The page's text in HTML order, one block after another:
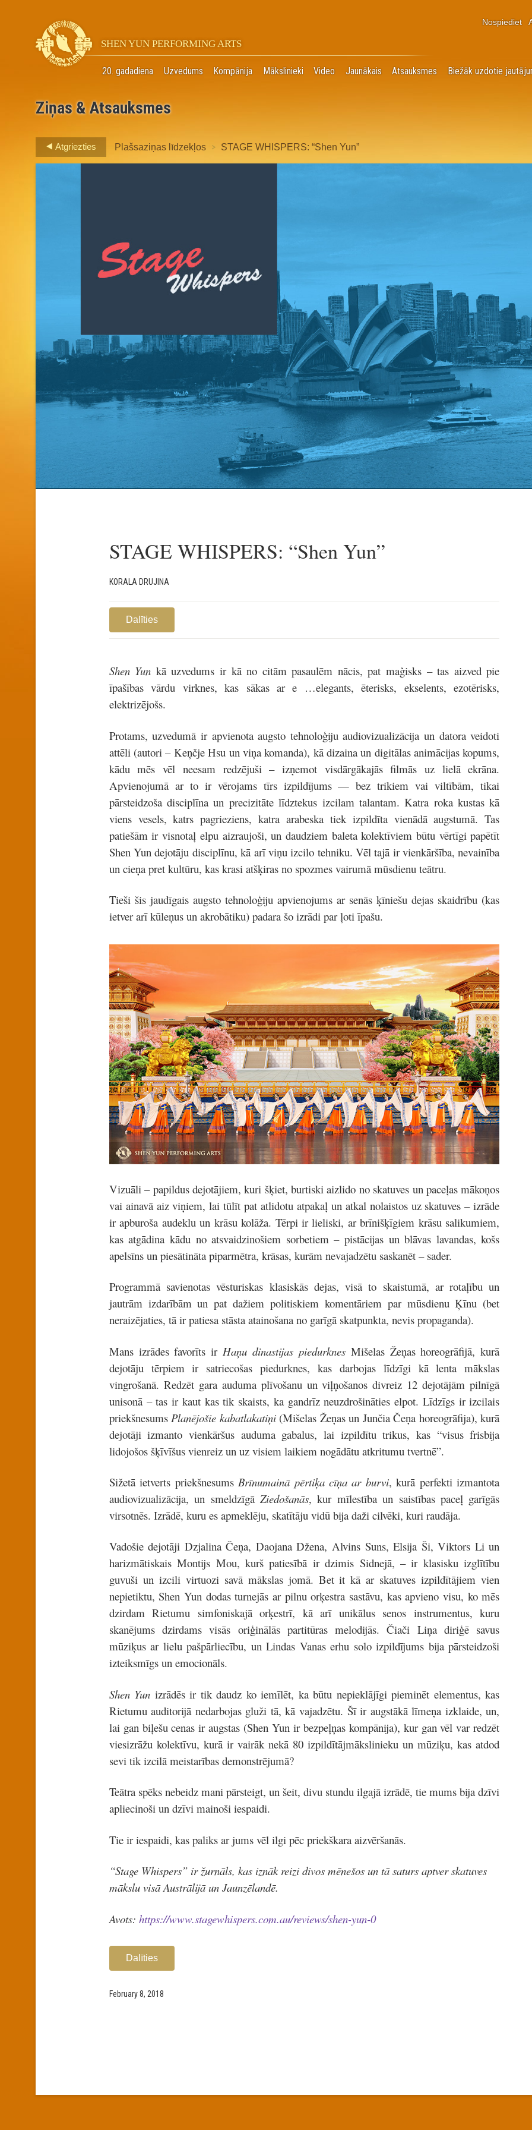
SHEN YUN PERFORMING ARTS
20. gadadiena Uzvedums Kompānija Mākslinieki Video Jaunākais Atsauksmes Biežāk uzdotie
Nospiediet
Ziņas & Atsauksmes
Atgriezties Plašsaziņas līdzekļos > STAGE WHISPERS: “Shen Yun”
STAGE WHISPERS: “Shen Yun”
KORALA DRUJINA
Dalīties
Shen Yun kā uzvedums ir kā no citām pasaulēm nācis, pat maģisks – tas aizved pie
īpašības vārdu virknes, kas sākas ar e …elegants, ēterisks, ekselents, ezotērisks,
elektrizējošs.
Protams, uzvedumā ir apvienota augsto tehnoloģiju audiovizualizācija un datora veidoti
attēli (autori – Keņčje Hsu un viņa komanda), kā dizaina un digitālas animācijas kopums,
kādu mēs vēl neesam redzējuši – izņemot visdārgākajās filmās uz lielā ekrāna.
Apvienojumā ar to ir vērojams tīrs izpildījums — bez trikiem vai viltībām, tikai
pārsteidzoša disciplīna un precizitāte līdztekus izcilam talantam. Katra roka kustas kā
viens vesels, katrs pagrieziens, katra arabeska tiek izpildīta vienādā augstumā. Tas
patiešām ir visnotaļ elpu aizraujoši, un daudziem baleta kolektīviem būtu vērtīgi papētīt
Shen Yun dejotāju disciplīnu, kā arī viņu izcilo tehniku. Vēl tajā ir vienkāršība, nevainība
un cieņa pret kultūru, kas krasi atšķiras no spozmes vairumā mūsdienu teātru.
Tieši šis jaudīgais augsto tehnoloģiju apvienojums ar senās ķīniešu dejas skaidrību (kas
ietver arī kūleņus un akrobātiku) padara šo izrādi par ļoti īpašu.
Vizuāli – papildus dejotājiem, kuri šķiet, burtiski aizlido no skatuves un paceļas mākoņos
vai ainavā aiz viņiem, lai tūlīt pat atlidotu atpakaļ un atkal nolaistos uz skatuves – izrāde
ir apburoša audeklu un krāsu kolāža. Tērpi ir lieliski, ar brīnišķīgiem krāsu salikumiem,
kas atgādina kādu no atsvaidzinošiem sorbetiem – pistācijas un blāvas lavandas, košs
apelsīns un piesātināta piparmētra, krāsas, kurām nevajadzētu saskanēt – sader.
Programmā savienotas vēsturiskas klasiskās dejas, visā to skaistumā, ar rotaļību un
jautrām izdarībām un pat dažiem politiskiem komentāriem par mūsdienu Ķīnu (bet
neraizējaties, tā ir patiesa stāsta atainošana no garīgā skatpunkta, nevis propaganda).
Mans izrādes favorīts ir Haņu dinastijas piedurknesMišelas Žeņas horeogrāfijā, kurā
dejotāju tērpiem ir satriecošas piedurknes, kas darbojas līdzīgi kā lenta mākslas
vingrošanā. Redzēt gara auduma plīvošanu un viļņošanos divreiz 12 dejotājām pilnīgā
unisonā – tas ir kaut kas tik skaists, ka gandrīz neuzdrošināties elpot. Līdzīgs ir izcilais
priekšnesums Planējošie kabatlakatiņi(Mišelas Žeņas un Junčia Čeņa horeogrāfija), kurā
dejotāji izmanto vienkāršus auduma gabalus, lai izpildītu trikus, kas “visus frisbija
lidojošos šķīvīšus vienreiz un uz visiem laikiem nogādātu atkritumu tvertnē”.
Sižetā ietverts priekšnesums Brīnumainā pērtiķa cīņa ar burvi, kurā perfekti izmantota
audiovizualizācija, un smeldzīgā Ziedošanās, kur mīlestība un saistības paceļ garīgās
virsotnēs. Izrādē, kuru es apmeklēju, skatītāju vidū bija daži cilvēki, kuri raudāja.
Vadošie dejotāji Dzjalina Čeņa, Daojana Džena, Alvins Suns, Elsija Ši, Viktors Li un
harizmātiskais Montijs Mou, kurš patiesībā ir dzimis Sidnejā, – ir klasisku izglītību
guvuši un izcili virtuozi savā mākslas jomā. Bet it kā ar skatuves izpildītājiem vien
nepietiktu, Shen Yun dodas turnejās ar pilnu orķestra sastāvu, kas apvieno visu, ko mēs
dzirdam Rietumu simfoniskajā orķestrī, kā arī unikālus senos instrumentus, kuru
skanējums dzirdams visās oriģinālās partitūras melodijās. Čiači Liņa diriģē savus
mūziķus ar lielu pašpārliecību, un Lindas Vanas erhu solo izpildījums bija pārsteidzoši
izteiksmīgs un emocionāls.
Shen Yun izrādēs ir tik daudz ko iemīlēt, ka būtu nepieklājīgi pieminēt elementus, kas
Rietumu auditorijā nedarbojas gluži tā, kā vajadzētu. Šī ir augstākā līmeņa izklaide, un,
lai gan biļešu cenas ir augstas (Shen Yun ir bezpeļņas kompānija), kur gan vēl var redzēt
viesizrāžu kolektīvu, kurā ir vairāk nekā 80 izpildītājmākslinieku un mūziķu, kas atdod
sevi tik izcilā meistarības demonstrējumā?
Teātra spēks nebeidz mani pārsteigt, un šeit, divu stundu ilgajā izrādē, tie mums bija dzīvi
apliecinoši un dzīvi mainoši iespaidi.
Tie ir iespaidi, kas paliks ar jums vēl ilgi pēc priekškara aizvēršanās.
“Stage Whispers” ir žurnāls, kas iznāk reizi divos mēnešos un tā saturs aptver skatuves
mākslu visā Austrālijā un Jaunzēlandē.
Avots: https://www.stagewhispers.com.au/reviews/shen-yun-0
Dalīties
February 8, 2018